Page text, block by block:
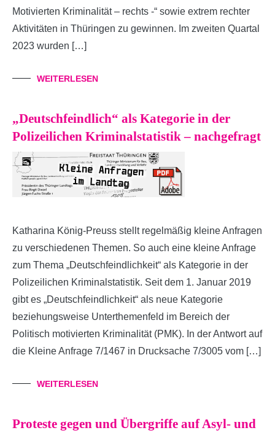
Motivierten Kriminalität – rechts -“ sowie extrem rechter
Aktivitäten in Thüringen zu gewinnen. Im zweiten Quartal
2023 wurden […]
WEITERLESEN
„Deutschfeindlich“ als Kategorie in der
Polizeilichen Kriminalstatistik – nachgefragt
Katharina König-Preuss stellt regelmäßig kleine Anfragen
zu verschiedenen Themen. So auch eine kleine Anfrage
zum Thema „Deutschfeindlichkeit“ als Kategorie in der
Polizeilichen Kriminalstatistik. Seit dem 1. Januar 2019
gibt es „Deutschfeindlichkeit“ als neue Kategorie
beziehungsweise Unterthemenfeld im Bereich der
Politisch motivierten Kriminalität (PMK). In der Antwort auf
die Kleine Anfrage 7/1467 in Drucksache 7/3005 vom […]
WEITERLESEN
Proteste gegen und Übergriffe auf Asyl- und